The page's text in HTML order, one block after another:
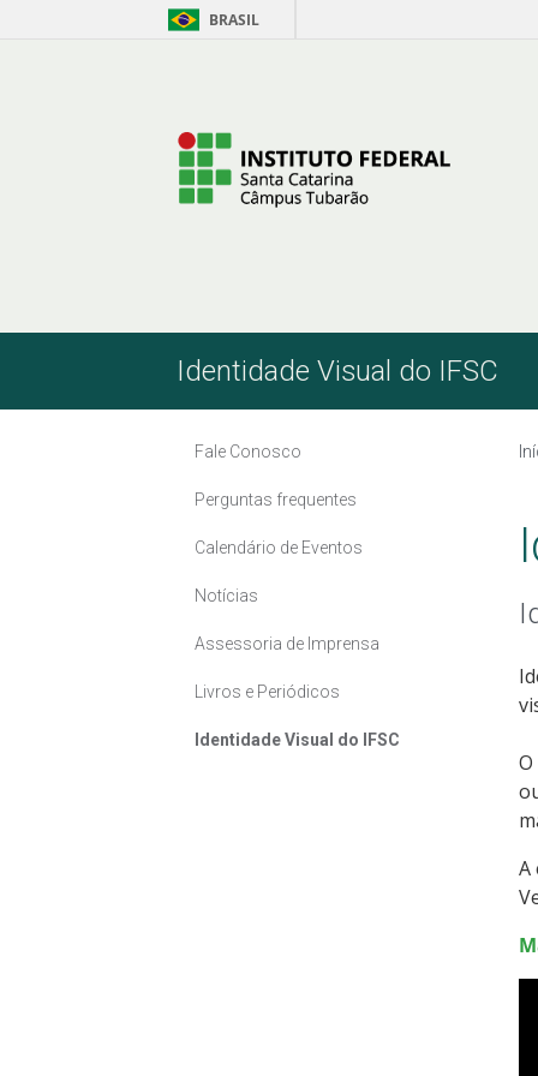
BRASIL
Identidade Visual do IFSC
Fale Conosco
Perguntas frequentes
Calendário de Eventos
Notícias
Assessoria de Imprensa
Livros e Periódicos
Identidade Visual do IFSC
A